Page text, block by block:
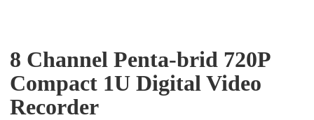
8 Channel Penta-brid 720P
Compact 1U Digital Video
Recorder